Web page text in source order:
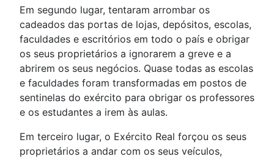
Em segundo lugar, tentaram arrombar os
cadeados das portas de lojas, depósitos, escolas,
faculdades e escritórios em todo o país e obrigar
os seus proprietários a ignorarem a greve e a
abrirem os seus negócios. Quase todas as escolas
e faculdades foram transformadas em postos de
sentinelas do exército para obrigar os professores
e os estudantes a irem às aulas.
Em terceiro lugar, o Exército Real forçou os seus
proprietários a andar com os seus veículos,